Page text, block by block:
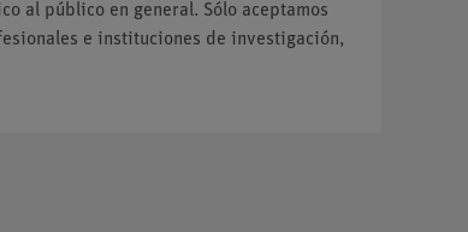
al público en general. Sólo aceptamos
e instituciones de investigación,